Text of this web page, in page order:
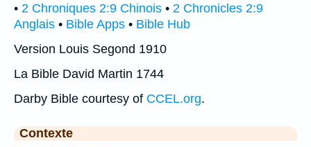
• 2 Chroniques 2:9 Chinois • 2 Chronicles 2:9
Anglais • Bible Apps • Bible Hub
Version Louis Segond 1910
La Bible David Martin 1744
Darby Bible courtesy of CCEL.org.
Contexte